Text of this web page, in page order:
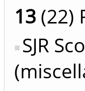
13 (22)
SJR